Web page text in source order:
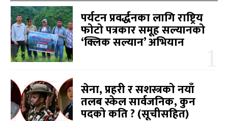
पर्यटन प्रवर्द्धनका लागि राष्ट्रिय
फोटो पत्रकार समूह सल्यानको
‘क्लिक सल्यान’ अभियान
सेना, प्रहरी र सशस्त्रको नयाँ
तलब स्केल सार्वजनिक, कुन
पदको कति ? (सूचीसहित)